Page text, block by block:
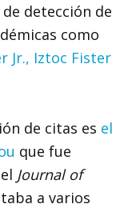
detección de
como
Jr., Iztoc Fister
de citas es el
que fue
Journal of
a varios